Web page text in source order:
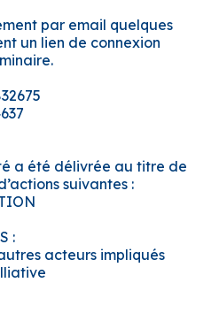
par email quelques
un lien de connexion
a été délivrée au titre de
suivantes :
:
acteurs impliqués